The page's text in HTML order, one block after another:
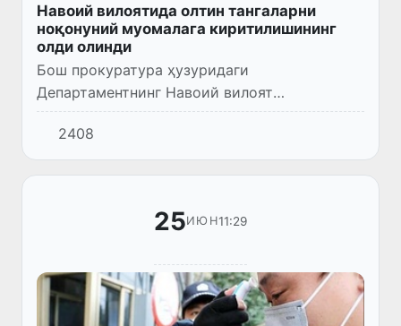
Навоий вилоятида олтин тангаларни
ноқонуний муомалага киритилишининг
олди олинди
Бош прокуратура ҳузуридаги
Департаментнинг Навоий вилоят
бошқармаси ва вилоят ДХХ ходимлари билан
ҳамкорликда ўтказилган тезкор тадбирда
икки нафар фуқаро қўлбола усулда
тайёрланга...
2408
25ИЮН11:29